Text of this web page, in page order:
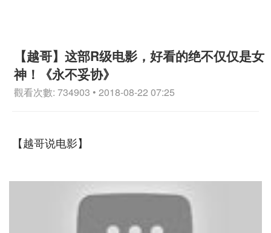
【越哥】这部R级电影，好看的绝不仅仅是女
神！《永不妥协》
觀看次數: 734903 • 2018-08-22 07:25
【越哥说电影】